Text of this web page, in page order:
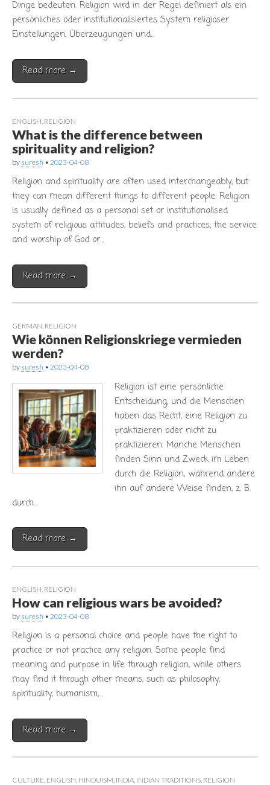
Dinge bedeuten. Religion wird in der Regel definiert als ein
persönliches oder institutionalisiertes System religiöser
Einstellungen, Überzeugungen und…
Read more →
ENGLISH RELIGION
What is the difference between
spirituality and religion?
by suresh • 2023-04-08
Religion and spirituality are often used interchangeably, but
they can mean different things to different people. Religion
is usually defined as a personal set or institutionalised
system of religious attitudes, beliefs and practices; the service
and worship of God or…
Read more →
GERMAN RELIGION
Wie können Religionskriege vermieden
werden?
by suresh • 2023-04-08
Religion ist eine persönliche
Entscheidung, und die Menschen
haben das Recht, eine Religion zu
praktizieren oder nicht zu
praktizieren. Manche Menschen
finden Sinn und Zweck im Leben
durch die Religion, während andere
ihn auf andere Weise finden, z. B.
durch…
Read more →
ENGLISH RELIGION
How can religious wars be avoided?
by suresh • 2023-04-08
Religion is a personal choice and people have the right to
practice or not practice any religion. Some people find
meaning and purpose in life through religion, while others
may find it through other means, such as philosophy,
spirituality, humanism,…
Read more →
CULTURE ENGLISH HINDUISM INDIA INDIAN TRADITIONS RELIGION